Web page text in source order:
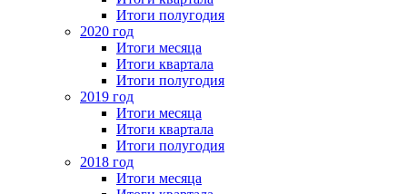
Итоги полугодия
2020 год
Итоги месяца
Итоги квартала
Итоги полугодия
2019 год
Итоги месяца
Итоги квартала
Итоги полугодия
2018 год
Итоги месяца